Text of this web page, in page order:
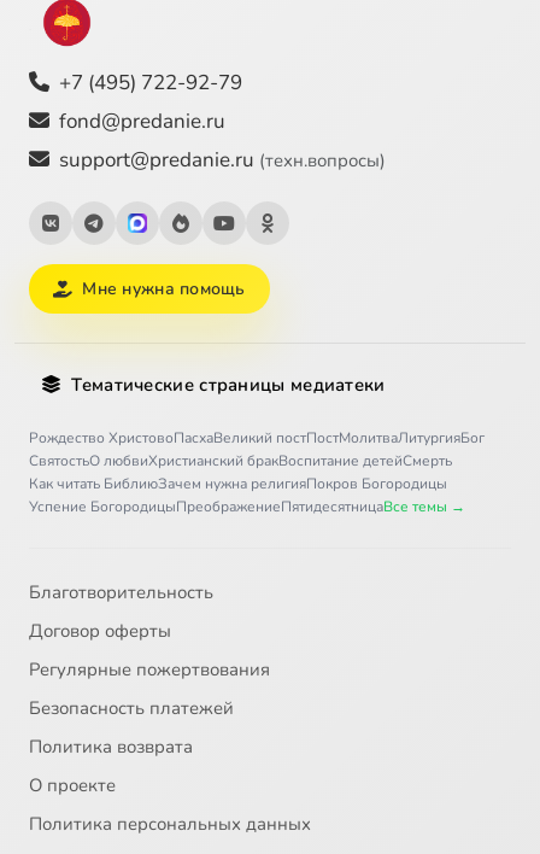
+7 (495) 722-92-79
fond@predanie.ru
support@predanie.ru (техн.вопросы)
Мне нужна помощь
Тематические страницы медиатеки
Рождество ХристовоПасхаВеликий постПостМолитваЛитургияБог
СвятостьО любвиХристианский бракВоспитание детейСмерть
Как читать БиблиюЗачем нужна религияПокров Богородицы
Успение БогородицыПреображениеПятидесятницаВсе темы →
Благотворительность
Договор оферты
Регулярные пожертвования
Безопасность платежей
Политика возврата
О проекте
Политика персональных данных